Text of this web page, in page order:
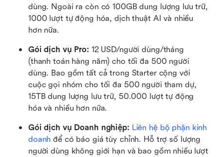
dùng. Ngoài ra còn có 100GB dung lượng lưu trữ,
1000 lượt tự động hóa, dịch thuật AI và nhiều
hơn nữa.
Gói dịch vụ Pro: 12 USD/người dùng/tháng
(thanh toán hàng năm) cho tối đa 500 người
dùng. Bao gồm tất cả trong Starter cộng với
cuộc gọi nhóm cho tối đa 500 người tham dự,
15TB dung lượng lưu trữ, 50.000 lượt tự động
hóa và nhiều hơn nữa.
Gói dịch vụ Doanh nghiệp: Liên hệ bộ phận kinh
doanh để có báo giá tùy chỉnh. Hỗ trợ số lượng
người dùng không giới hạn và bao gồm nhiều lượt